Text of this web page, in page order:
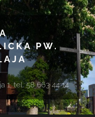
PW.
1, tel. 58 663 44 14